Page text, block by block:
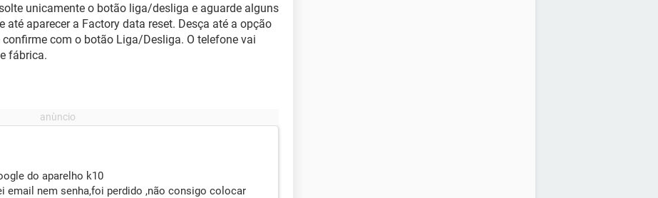
unicamente o botão liga/desliga e aguarde alguns
até aparecer a Factory data reset. Desça até a opção
com o botão Liga/Desliga. O telefone vai
fábrica.
do aparelho k10
email nem senha,foi perdido ,não consigo colocar